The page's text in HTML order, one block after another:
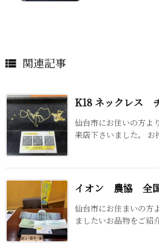
 関連記事
K18 ネックレス
仙台市にお住いの方よ
来店下さいました。 お
イオン 農協 全
仙台市にお住まいの方
ましたいお品物をご紹